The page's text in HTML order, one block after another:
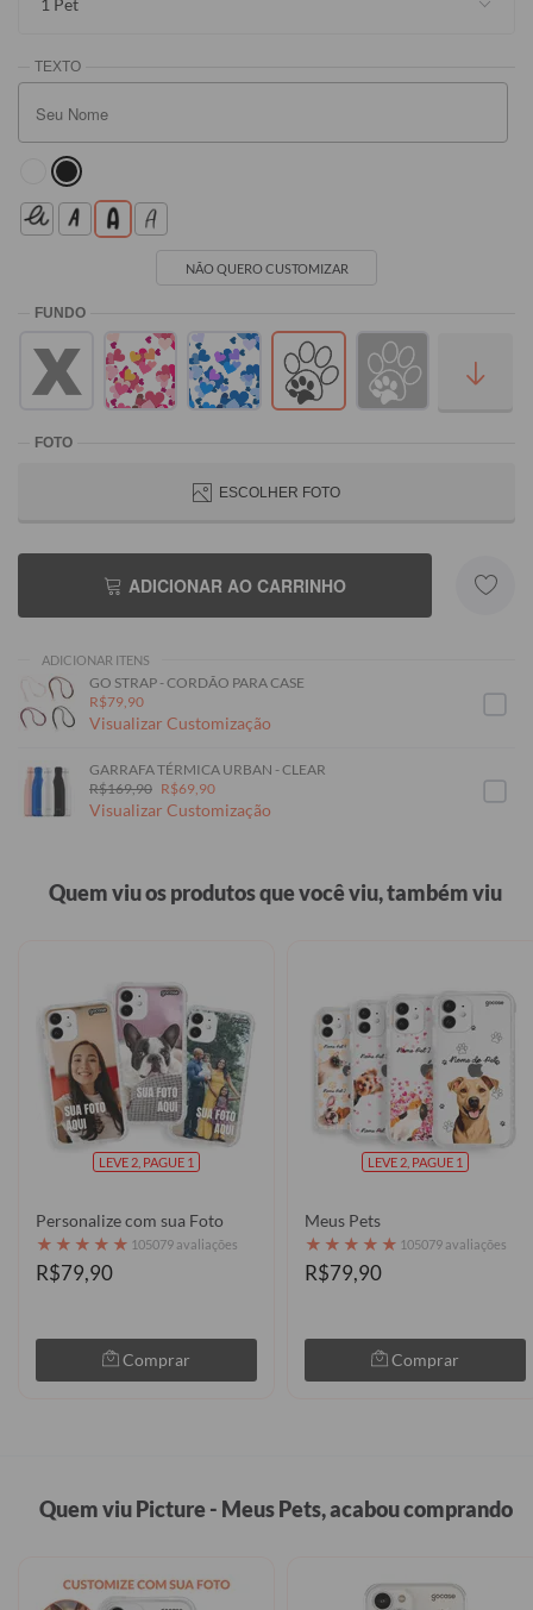
NÃO QUERO CUSTOMIZAR
ESCOLHER FOTO
ADICIONAR AO CARRINHO
ADICIONAR ITENS
GO STRAP - CORDÃO PARA CASE
R$79,90
Visualizar Customização
GARRAFA TÉRMICA URBAN - CLEAR
R$169,90 R$69,90
Visualizar Customização
Quem viu os produtos que você viu, também viu
LEVE 2, PAGUE 1
Personalize com sua Foto
★ ★ ★ ★ ★ 105079 avaliações
R$79,90
Comprar
LEVE 2, PAGUE 1
Meus Pets
★ ★ ★ ★ ★ 105079 avaliações
R$79,90
Comprar
Quem viu Picture - Meus Pets, acabou comprando